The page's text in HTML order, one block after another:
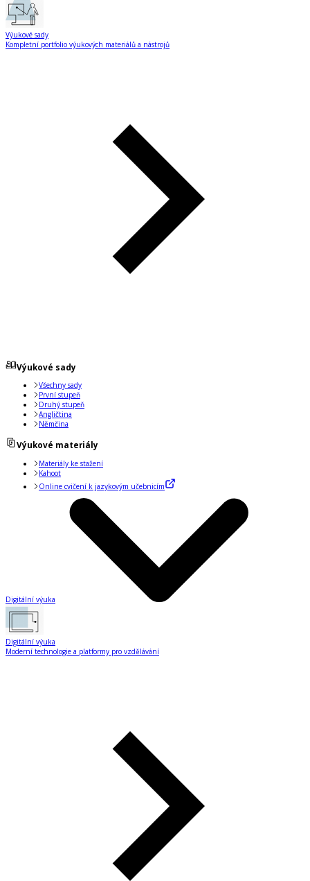
Výukové sady
Kompletní portfolio výukových materiálů a nástrojů
Výukové sady
Všechny sady
První stupeň
Druhý stupeň
Angličtina
Němčina
Výukové materiály
Materiály ke stažení
Kahoot
Online cvičení k jazykovým učebnicím
Digitální výuka
Digitální výuka
Moderní technologie a platformy pro vzdělávání